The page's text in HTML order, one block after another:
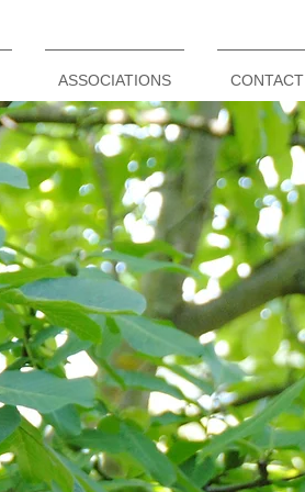
ASSOCIATIONS CONTACT